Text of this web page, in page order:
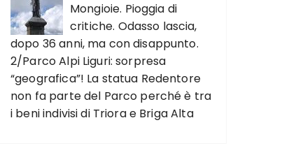
Mongioie. Pioggia di
critiche. Odasso lascia,
dopo 36 anni, ma con disappunto.
2/Parco Alpi Liguri: sorpresa
“geografica”! La statua Redentore
non fa parte del Parco perché è tra
i beni indivisi di Triora e Briga Alta